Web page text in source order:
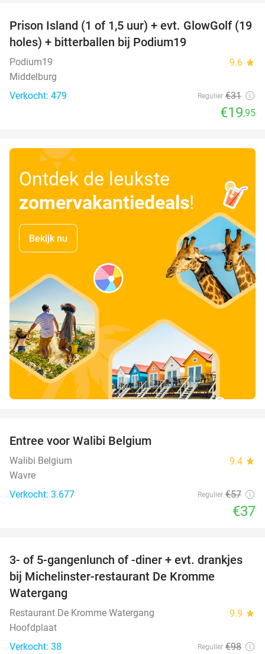
36%
Prison Island (1 of 1,5 uur) + evt. GlowGolf (19
holes) + bitterballen bij Podium19
Podium19 9.6 star
Middelburg
Verkocht: 479
Regulier €31
€19,95
Ontdek de leukste
zomervakantiedeals!
Bekijk nu
Entree voor Walibi Belgium
Walibi Belgium 9.4 star
Wavre
Verkocht: 3.677
Regulier €57
€37
16%
3- of 5-gangenlunch of -diner + evt. drankjes
bij Michelinster-restaurant De Kromme
Watergang
Restaurant De Kromme Watergang 9.9 star
Hoofdplaat
Verkocht: 38
Regulier €98